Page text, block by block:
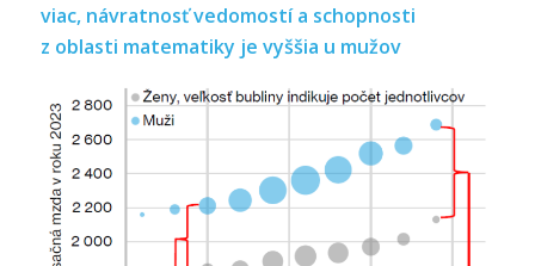
viac, návratnosť vedomostí a schopnosti
z oblasti matematiky je vyššia u mužov